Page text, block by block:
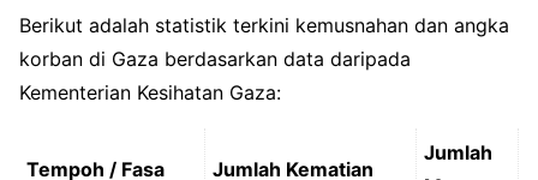
Berikut adalah statistik terkini kemusnahan dan angka
korban di Gaza berdasarkan data daripada
Kementerian Kesihatan Gaza:
Tempoh / Fasa Jumlah Kematian
Jumlah